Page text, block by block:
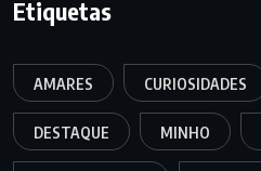
Etiquetas
AMARES CURIOSIDADES
DESTAQUE MINHO